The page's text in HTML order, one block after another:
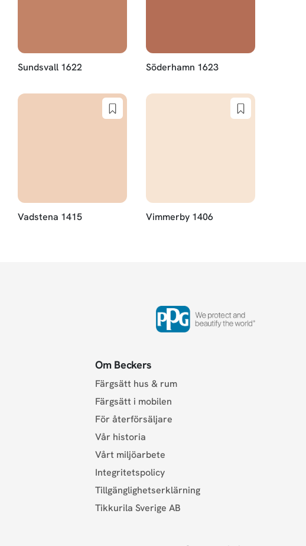
Sundsvall 1622 Söderhamn 1623
Vadstena 1415 Vimmerby 1406
Om Beckers
Färgsätt hus & rum
Färgsätt i mobilen
För återförsäljare
Vår historia
Vårt miljöarbete
Integritetspolicy
Tillgänglighetserklärning
Tikkurila Sverige AB